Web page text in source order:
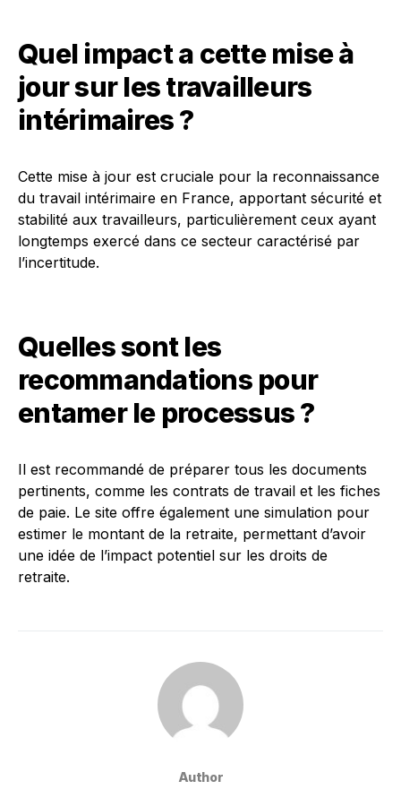
Quel impact a cette mise à
jour sur les travailleurs
intérimaires ?
Cette mise à jour est cruciale pour la reconnaissance
du travail intérimaire en France, apportant sécurité et
stabilité aux travailleurs, particulièrement ceux ayant
longtemps exercé dans ce secteur caractérisé par
l’incertitude.
Quelles sont les
recommandations pour
entamer le processus ?
Il est recommandé de préparer tous les documents
pertinents, comme les contrats de travail et les fiches
de paie. Le site offre également une simulation pour
estimer le montant de la retraite, permettant d’avoir
une idée de l’impact potentiel sur les droits de
retraite.
Author